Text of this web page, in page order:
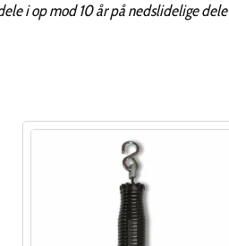
i op mod 10 år på nedslidelige dele